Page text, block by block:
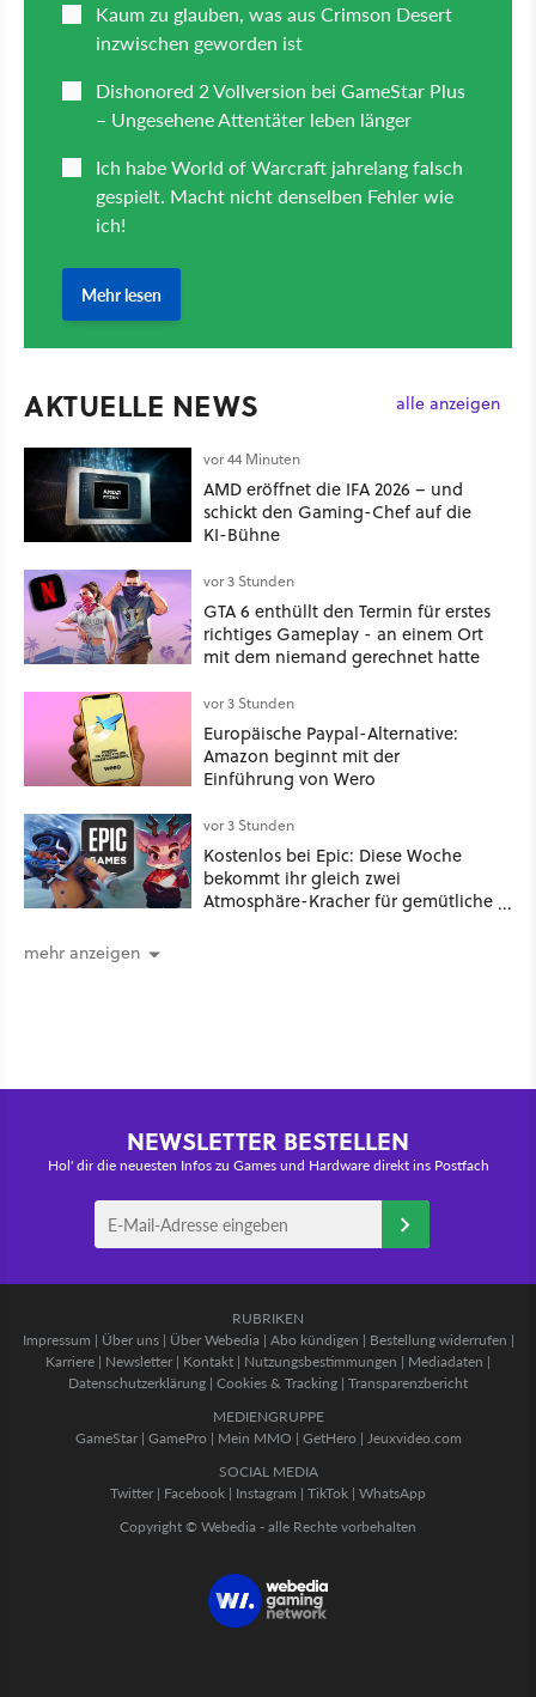
AKTUELLE NEWS alle anzeigen
vor 44 Minuten
AMD eröffnet die IFA 2026 – und
schickt den Gaming-Chef auf die
KI-Bühne
vor 3 Stunden
GTA 6 enthüllt den Termin für erstes
richtiges Gameplay - an einem Ort
mit dem niemand gerechnet hatte
vor 3 Stunden
Europäische Paypal-Alternative:
Amazon beginnt mit der
Einführung von Wero
vor 3 Stunden
Kostenlos bei Epic: Diese Woche
bekommt ihr gleich zwei
Atmosphäre-Kracher für gemütliche
mehr anzeigen
NEWSLETTER BESTELLEN
Hol' dir die neuesten Infos zu Games und Hardware direkt ins Postfach
RUBRIKEN
Impressum | Über uns| Über Webedia | Abo kündigen | Bestellung widerrufen |
Karriere | Newsletter | Kontakt | Nutzungsbestimmungen | Mediadaten |
Datenschutzerklärung | Cookies & Tracking | Transparenzbericht
MEDIENGRUPPE
GameStar| GamePro | Mein MMO | GetHero | Jeuxvideo.com
SOCIAL MEDIA
Twitter | Facebook | Instagram | TikTok | WhatsApp
Copyright © Webedia - alle Rechte vorbehalten